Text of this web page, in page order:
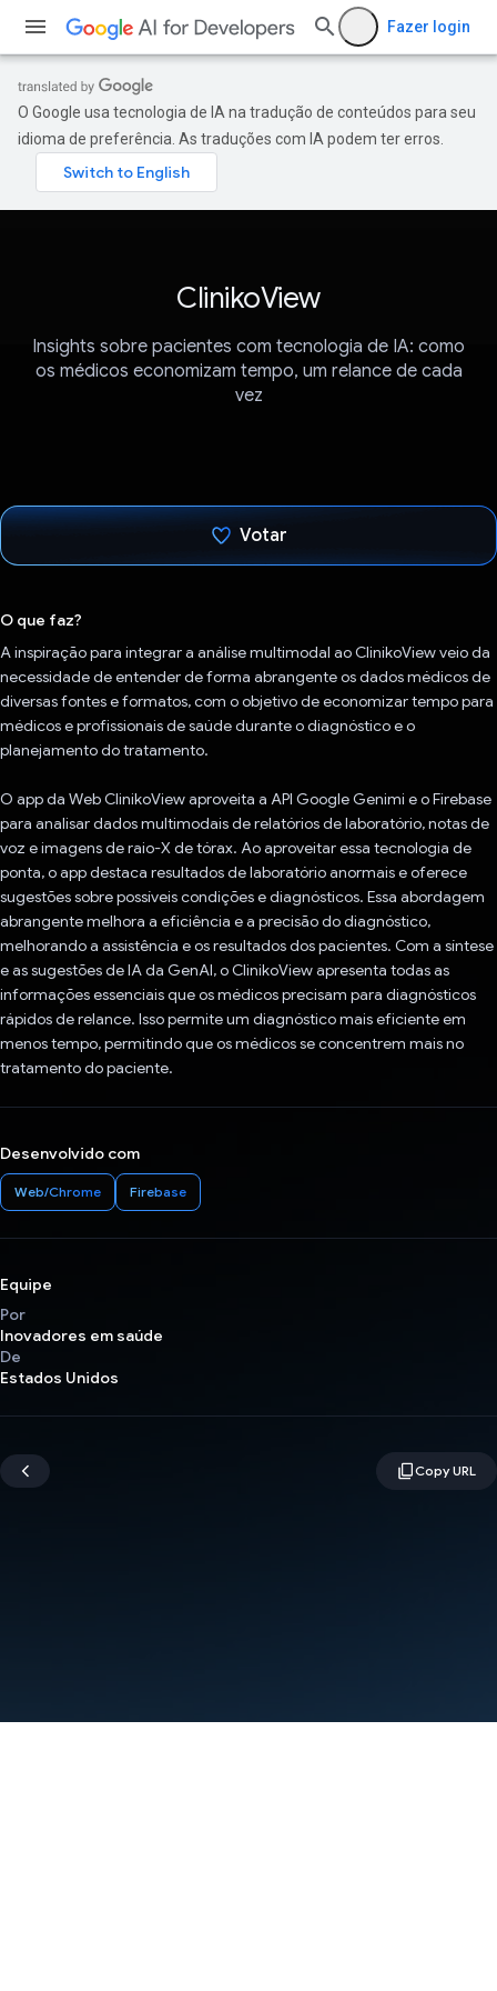
Fazer login
O Google usa tecnologia de IA na tradução de conteúdos para seu
idioma de preferência. As traduções com IA podem ter erros.
ClinikoView
Insights sobre pacientes com tecnologia de IA: como
os médicos economizam tempo, um relance de cada
vez
Votar
O que faz?
A inspiração para integrar a análise multimodal ao ClinikoView veio da
necessidade de entender de forma abrangente os dados médicos de
diversas fontes e formatos, com o objetivo de economizar tempo para
médicos e profissionais de saúde durante o diagnóstico e o
planejamento do tratamento.
O app da Web ClinikoView aproveita a API Google Genimi e o Firebase
para analisar dados multimodais de relatórios de laboratório, notas de
voz e imagens de raio-X de tórax. Ao aproveitar essa tecnologia de
ponta, o app destaca resultados de laboratório anormais e oferece
sugestões sobre possíveis condições e diagnósticos. Essa abordagem
abrangente melhora a eficiência e a precisão do diagnóstico,
melhorando a assistência e os resultados dos pacientes. Com a síntese
e as sugestões de IA da GenAI, o ClinikoView apresenta todas as
informações essenciais que os médicos precisam para diagnósticos
rápidos de relance. Isso permite um diagnóstico mais eficiente em
menos tempo, permitindo que os médicos se concentrem mais no
tratamento do paciente.
Desenvolvido com
Web/Chrome Firebase
Equipe
Por
Inovadores em saúde
De
Estados Unidos